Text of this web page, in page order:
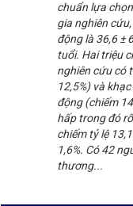
chuẩn lựa
gia nghiên
động là 36,6 ±
tuổi. Hai triệu
nghiên cứu có
12,5%) và
động (chiếm
hấp trong đó
chiếm tỷ lệ
1,6%. Có 42
thương...